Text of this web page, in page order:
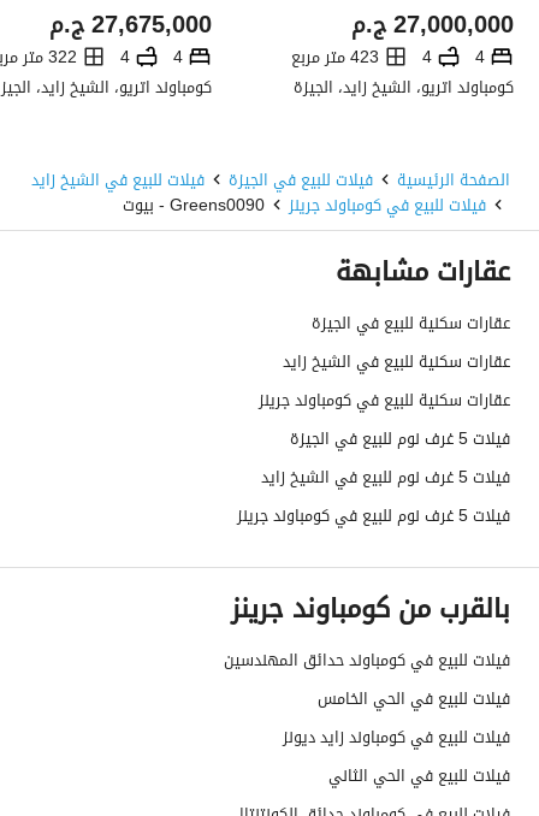
ج.م27,000,000
4
4
423 متر مربع
كومباوند اتريو، الشيخ زايد، الجيزة
ج.م27,675,000
4
4
322 متر مربع
كومباوند اتريو، الشيخ زايد،
الصفحة الرئيسية فيلات للبيع في الجيزة فيلات للبيع في الشيخ زايد
فيلات للبيع في كومباوند جرينز Greens0090 - بيوت
عقارات مشابهة
عقارات سكنية للبيع في الجيزة
عقارات سكنية للبيع في الشيخ زايد
عقارات سكنية للبيع في كومباوند جرينز
فيلات 5 غرف نوم للبيع في الجيزة
فيلات 5 غرف نوم للبيع في الشيخ زايد
فيلات 5 غرف نوم للبيع في كومباوند جرينز
بالقرب من كومباوند جرينز
فيلات للبيع في كومباوند حدائق المهندسين
فيلات للبيع في الحي الخامس
فيلات للبيع في كومباوند زايد ديونز
فيلات للبيع في الحي الثاني